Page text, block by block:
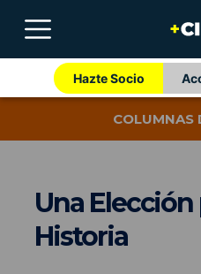
Hazte Socio
COLUMNAS
Una Elección
Historia